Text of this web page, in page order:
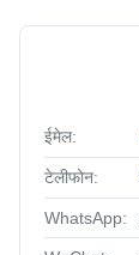
ईमेल:
टेलीफोन:
WhatsApp: